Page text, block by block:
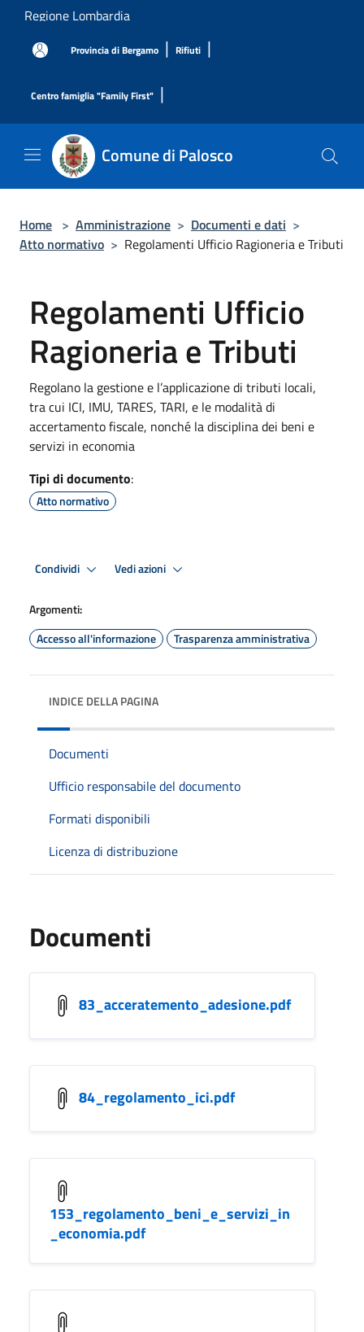
Salta al contenuto principale
Regione Lombardia
Provincia di Bergamo | Rifiuti |
Centro famiglia "Family First" |
Comune di Palosco
Home > Amministrazione > Documenti e dati >
Atto normativo > Regolamenti Ufficio Ragioneria e Tributi
Regolamenti Ufficio
Ragioneria e Tributi
Regolano la gestione e l’applicazione di tributi locali,
tra cui ICI, IMU, TARES, TARI, e le modalità di
accertamento fiscale, nonché la disciplina dei beni e
servizi in economia
Tipi di documento:
Atto normativo
Condividi Vedi azioni
Argomenti:
Accesso all'informazione
Trasparenza amministrativa
INDICE DELLA PAGINA
Documenti
Ufficio responsabile del documento
Formati disponibili
Licenza di distribuzione
Documenti
83_acceratemento_adesione.pdf
84_regolamento_ici.pdf
153_regolamento_beni_e_servizi_in
_economia.pdf